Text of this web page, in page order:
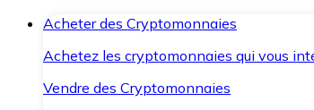
Acheter des Cryptomonnaies
Achetez les cryptomonnaies qui vous
Vendre des Cryptomonnaies